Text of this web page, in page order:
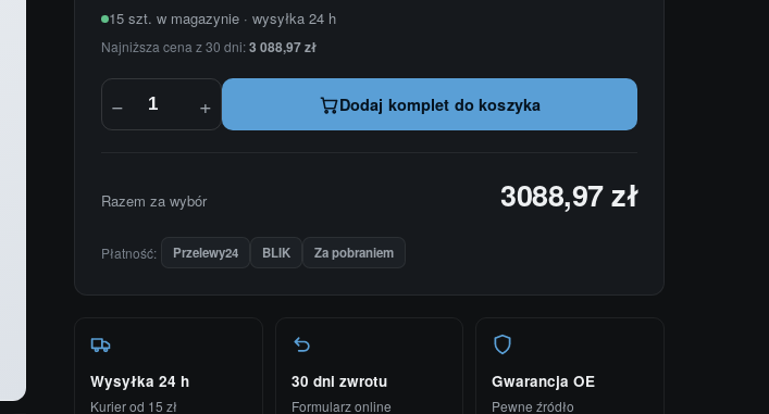
15 szt. w magazynie · wysyłka 24 h
Najniższa cena z 30 dni:3 088,97 zł
− + Dodaj komplet do koszyka
Razem za wybór 3088,97 zł
Płatność: Przelewy24 BLIK Za pobraniem
Wysyłka 24 h
Kurier od 15 zł
30 dni zwrotu
Formularz online
Gwarancja OE
Pewne źródło